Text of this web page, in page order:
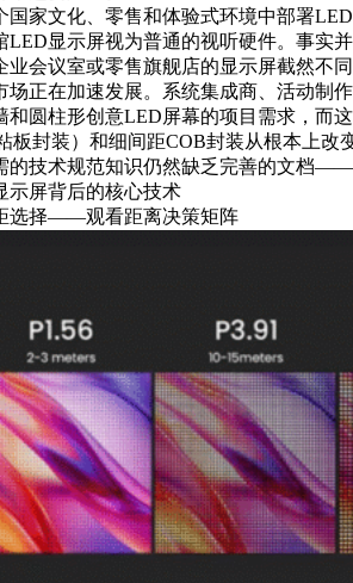
国家文化、零售和体验式环境中部署
LED显示屏视为普通的视听硬件。事实
业会议室或零售旗舰店的显示屏截然不
场正在加速发展。系统集成商、活动制
和圆柱形创意LED屏幕的项目需求，而
板封装）和细间距COB封装从根本上改
的技术规范知识仍然缺乏完善的文档
示屏背后的核心技术
选择——观看距离决策矩阵